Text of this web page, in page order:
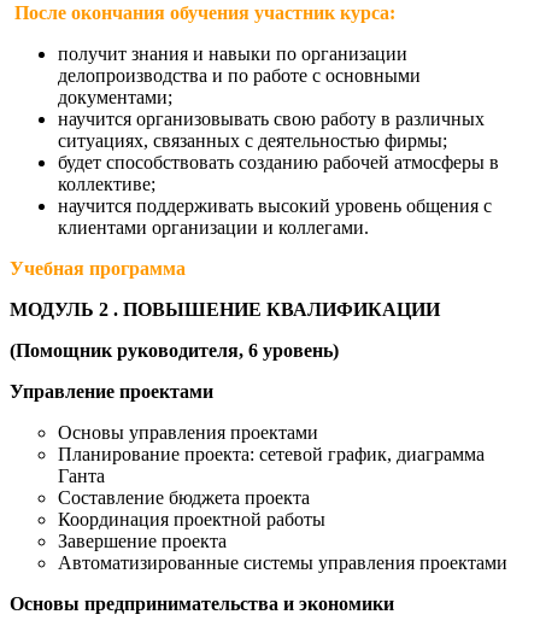
После окончания обучения участник курса:
получит знания и навыки по организации
делопроизводства и по работе с основными
документами;
научится организовывать свою работу в различных
ситуациях, связанных с деятельностью фирмы;
будет способствовать созданию рабочей атмосферы в
коллективе;
научится поддерживать высокий уровень общения с
клиентами организации и коллегами.
Учебная программа
МОДУЛЬ 2 . ПОВЫШЕНИЕ КВАЛИФИКАЦИИ
(Помощник руководителя, 6 уровень)
Управление проектами
Основы управления проектами
Планирование проекта: сетевой график, диаграмма
Ганта
Составление бюджета проекта
Координация проектной работы
Завершение проекта
Автоматизированные системы управления проектами
Основы предпринимательства и экономики